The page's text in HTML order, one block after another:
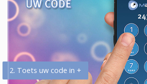
2. Toets uw code in +